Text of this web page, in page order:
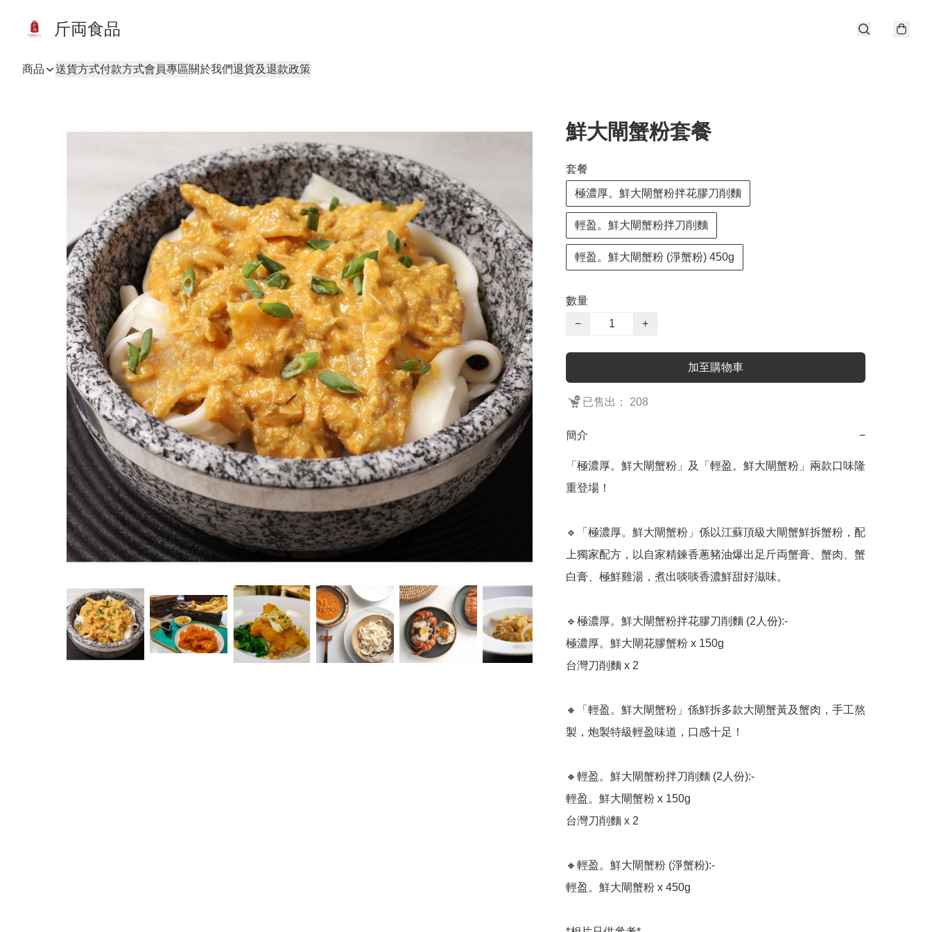
斤両食品
商品 送貨方式付款方式會員專區關於我們退貨及退款政策
鮮大閘蟹粉套餐
套餐
極濃厚。鮮大閘蟹粉拌花膠刀削麵
輕盈。鮮大閘蟹粉拌刀削麵
輕盈。鮮大閘蟹粉 (淨蟹粉) 450g
數量
−
+
加至購物車
已售出： 208
簡介 −
「極濃厚。鮮大閘蟹粉」及「輕盈。鮮大閘蟹粉」兩款口味隆
重登場！
🔹「極濃厚。鮮大閘蟹粉」係以江蘇頂級大閘蟹鮮拆蟹粉，配
上獨家配方，以自家精鍊香蔥豬油爆出足斤両蟹膏、蟹肉、蟹
白膏、極鮮雞湯，煮出啖啖香濃鮮甜好滋味。
🔹極濃厚。鮮大閘蟹粉拌花膠刀削麵 (2人份):-
極濃厚。鮮大閘花膠蟹粉 x 150g
台灣刀削麵 x 2
🔸「輕盈。鮮大閘蟹粉」係鮮拆多款大閘蟹黃及蟹肉，手工熬
製，炮製特級輕盈味道，口感十足！
🔸輕盈。鮮大閘蟹粉拌刀削麵 (2人份):-
輕盈。鮮大閘蟹粉 x 150g
台灣刀削麵 x 2
🔸輕盈。鮮大閘蟹粉 (淨蟹粉):-
輕盈。鮮大閘蟹粉 x 450g